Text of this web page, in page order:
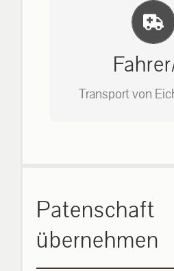
Bitte unter unserem
auf: 0162-
Transport von
Einlernung
auf: 0162-
Patenschaft
übernehmen